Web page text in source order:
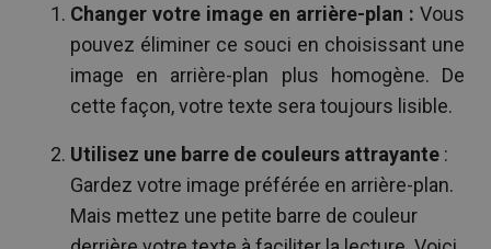
Changer votre image en arrière-plan : Vous
pouvez éliminer ce souci en choisissant une
image en arrière-plan plus homogène. De
cette façon, votre texte sera toujours lisible.
Utilisez une barre de couleurs attrayante :
Gardez votre image préférée en arrière-plan.
Mais mettez une petite barre de couleur